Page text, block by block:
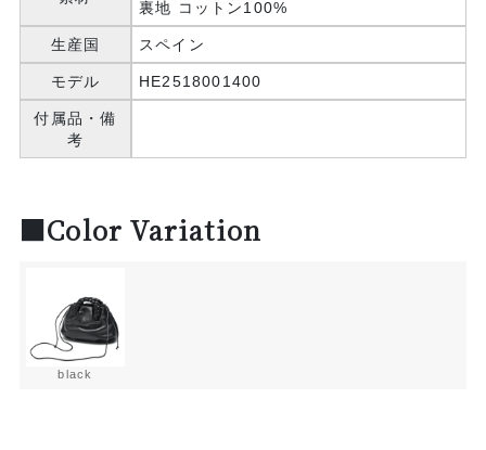
裏地 コットン100%
生産国 スペイン
モデル HE2518001400
付属品・備
考
■Color Variation
black